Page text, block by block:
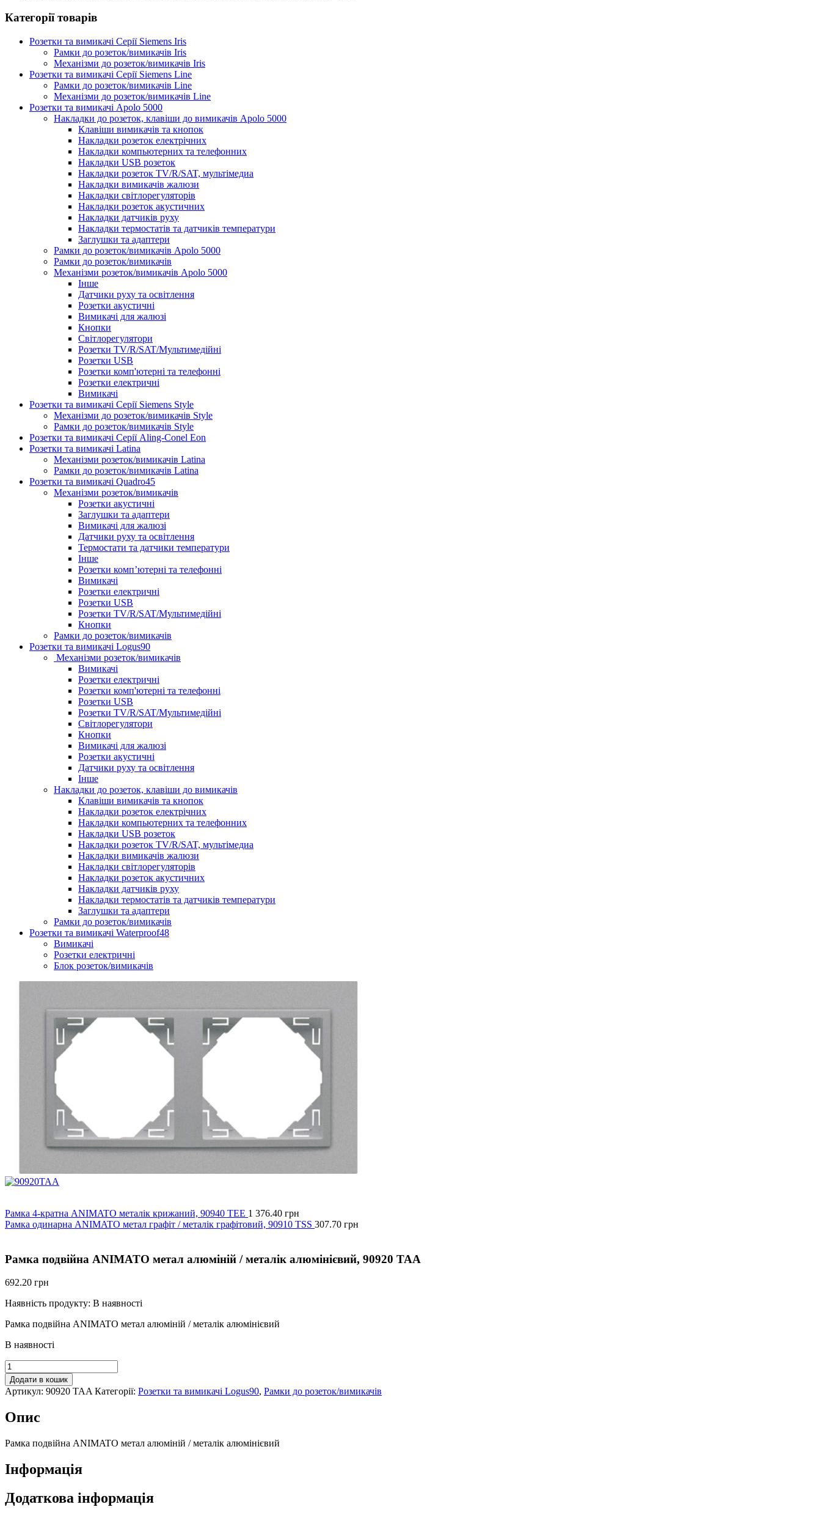
Категорії товарів
Розетки та вимикачі Серії Siemens Iris
Рамки до розеток/вимикачів Iris
Механізми до розеток/вимикачів Iris
Розетки та вимикачі Серії Siemens Line
Рамки до розеток/вимикачів Line
Механізми до розеток/вимикачів Line
Розетки та вимикачі Apolo 5000
Накладки до розеток, клавіши до вимикачів Apolo 5000
Клавіши вимикачів та кнопок
Накладки розеток електрічних
Накладки компьютерних та телефонних
Накладки USB розеток
Накладки розеток TV/R/SAT, мультімедиа
Накладки вимикачів жалюзи
Накладки світлорегуляторів
Накладки розеток акустичних
Накладки датчиків руху
Накладки термостатів та датчиків температури
Заглушки та адаптери
Рамки до розеток/вимикачів Apolo 5000
Рамки до розеток/вимикачів
Механізми розеток/вимикачів Apolo 5000
Інше
Датчики руху та освітлення
Розетки акустичні
Вимикачі для жалюзі
Кнопки
Світлорегулятори
Розетки TV/R/SAT/Мультимедійні
Розетки USB
Розетки комп'ютерні та телефонні
Розетки електричні
Вимикачі
Розетки та вимикачі Серії Siemens Style
Механізми до розеток/вимикачів Style
Рамки до розеток/вимикачів Style
Розетки та вимикачі Серії Aling-Conel Eon
Розетки та вимикачі Latina
Механізми розеток/вимикачів Latina
Рамки до розеток/вимикачів Latina
Розетки та вимикачі Quadro45
Механізми розеток/вимикачів
Розетки акустичні
Заглушки та адаптери
Вимикачі для жалюзі
Датчики руху та освітлення
Термостати та датчики температури
Інше
Розетки комп’ютерні та телефонні
Вимикачі
Розетки електричні
Розетки USB
Розетки TV/R/SAT/Мультимедійні
Кнопки
Рамки до розеток/вимикачів
Розетки та вимикачі Logus90
Механізми розеток/вимикачів
Вимикачі
Розетки електричні
Розетки комп'ютерні та телефонні
Розетки USB
Розетки TV/R/SAT/Мультимедійні
Світлорегулятори
Кнопки
Вимикачі для жалюзі
Розетки акустичні
Датчики руху та освітлення
Інше
Накладки до розеток, клавіши до вимикачів
Клавіши вимикачів та кнопок
Накладки розеток електрічних
Накладки компьютерних та телефонних
Накладки USB розеток
Накладки розеток TV/R/SAT, мультімедиа
Накладки вимикачів жалюзи
Накладки світлорегуляторів
Накладки розеток акустичних
Накладки датчиків руху
Накладки термостатів та датчиків температури
Заглушки та адаптери
Рамки до розеток/вимикачів
Розетки та вимикачі Waterproof48
Вимикачі
Розетки електричні
Блок розеток/вимикачів
Рамка 4-кратна ANIMATO металік крижаний, 90940 TEE 1 376.40 грн
Рамка одинарна ANIMATO метал графіт / металік графітовий, 90910 TSS 307.70 грн
Рамка подвійна ANIMATO метал алюміній / металік алюмінієвий, 90920 TAA
692.20 грн
Наявність продукту: В наявності
Рамка подвійна ANIMATO метал алюміній / металік алюмінієвий
В наявності
Рамка
подвійна
ANIMATO
метал
/
алюмінієвий,
TAA
кількість
Додати в кошик
Артикул: 90920 TAA Категорії: Розетки та вимикачі Logus90, Рамки до розеток/вимикачів
Опис
Рамка подвійна ANIMATO метал алюміній / металік алюмінієвий
Інформація
Додаткова інформація